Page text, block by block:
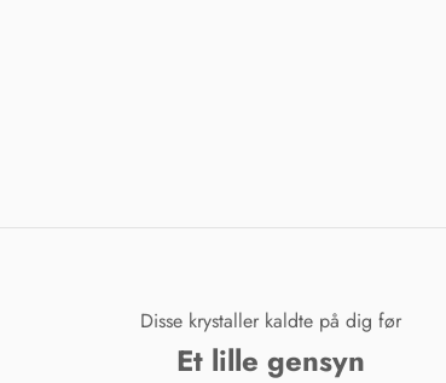
Disse krystaller kaldte på dig før
Et lille gensyn